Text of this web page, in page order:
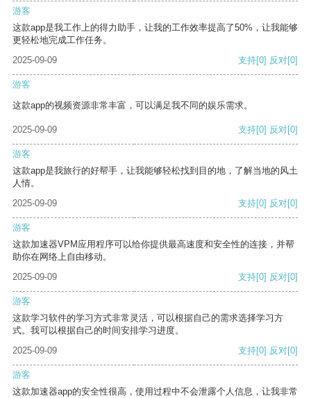
游客
这款app是我工作上的得力助手，让我的工作效率提高了50%，让我能够
更轻松地完成工作任务。
2025-09-09
支持[0] 反对[0]
游客
这款app的视频资源非常丰富，可以满足我不同的娱乐需求。
2025-09-09 支持[0] 反对[0]
游客
这款app是我旅行的好帮手，让我能够轻松找到目的地，了解当地的风土
人情。
2025-09-09
支持[0] 反对[0]
游客
这款加速器VPM应用程序可以给你提供最高速度和安全性的连接，并帮
助你在网络上自由移动。
2025-09-09
支持[0] 反对[0]
游客
这款学习软件的学习方式非常灵活，可以根据自己的需求选择学习方
式。我可以根据自己的时间安排学习进度。
2025-09-09
支持[0] 反对[0]
游客
这款加速器app的安全性很高，使用过程中不会泄露个人信息，让我非常